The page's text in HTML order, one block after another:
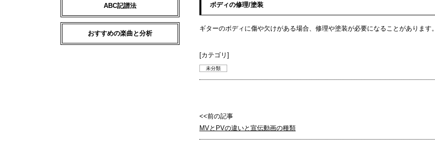
ボディの修理/塗装
ギターのボディに傷や欠けがある場合、修理や塗装が必要になることがあります。
[カテゴリ]
未分類
<<前の記事
MVとPVの違いと宣伝動画の種類
ABC記譜法
おすすめの楽曲と分析